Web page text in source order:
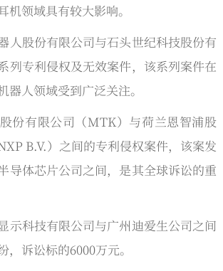
机领域具有较大影响。
人股份有限公司与石头世纪科技股份有
列专利侵权及无效案件，该系列案件在
器人领域受到广泛关注。
份有限公司（MTK）与荷兰恩智浦股
B.V.）之间的专利侵权案件，该案发
导体芯片公司之间，是其全球诉讼的重
示科技有限公司与广州迪爱生公司之间
，诉讼标的6000万元。